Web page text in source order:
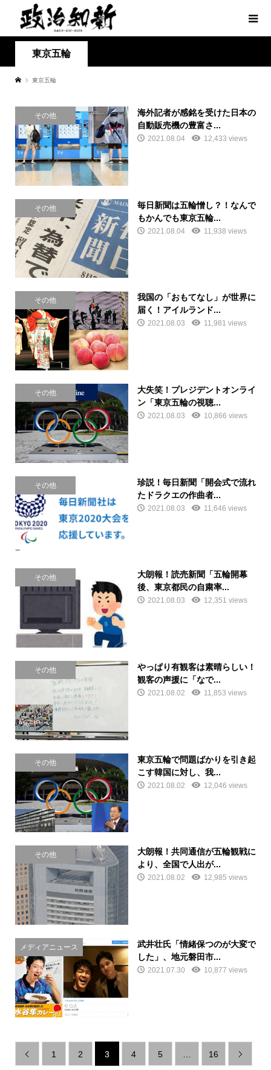
東京五輪
東京五輪
その他
海外記者が感銘を受けた日本の
自動販売機の豊富さ...
2021.08.04 12,433 views
その他
毎日新聞は五輪憎し？！なんで
もかんでも東京五輪...
2021.08.04 11,938 views
その他
我国の「おもてなし」が世界に
届く！アイルランド...
2021.08.03 11,981 views
その他
大失笑！プレジデントオンライ
ン「東京五輪の視聴...
2021.08.03 10,866 views
その他
珍説！毎日新聞「開会式で流れ
たドラクエの作曲者...
2021.08.03 11,646 views
その他
大朗報！読売新聞「五輪開幕
後、東京都民の自粛率...
2021.08.03 12,351 views
その他
やっぱり有観客は素晴らしい！
観客の声援に「なで...
2021.08.02 11,853 views
その他
東京五輪で問題ばかりを引き起
こす韓国に対し、我...
2021.08.02 12,046 views
その他
大朗報！共同通信が五輪観戦に
より、全国で人出が...
2021.08.02 12,985 views
メディアニュース
武井壮氏「情緒保つのが大変で
した」、地元磐田市...
2021.07.30 10,877 views
 1 2 3 4 5 16 